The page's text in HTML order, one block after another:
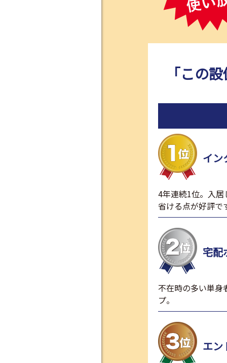
「この
イン
4年連続1位。入
省ける点が好評で
宅配
不在時の多い単身
プ。
エン